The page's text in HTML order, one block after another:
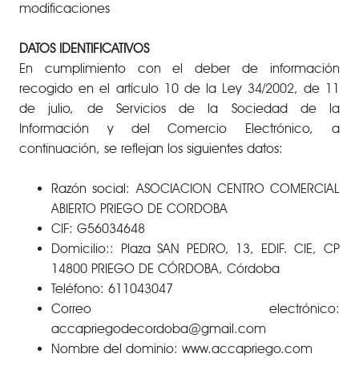
modificaciones
DATOS IDENTIFICATIVOS
En cumplimiento con el deber de información
recogido en el artículo 10 de la Ley 34/2002, de 11
de julio, de Servicios de la Sociedad de la
Información y del Comercio Electrónico, a
continuación, se reflejan los siguientes datos:
Razón social: ASOCIACION CENTRO COMERCIAL
ABIERTO PRIEGO DE CORDOBA
CIF: G56034648
Domicilio:: Plaza SAN PEDRO, 13, EDIF. CIE, CP
14800 PRIEGO DE CÓRDOBA, Córdoba
Teléfono: 611043047
Correo electrónico:
accapriegodecordoba@gmail.com
Nombre del dominio: www.accapriego.com